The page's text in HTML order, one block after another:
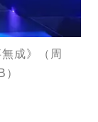
成》（周